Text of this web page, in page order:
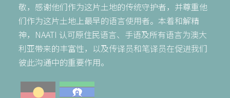
敬，感谢他们作为这片土地的传统守护者，并尊重他
们作为这片土地上最早的语言使用者。本着和解精
神，NAATI 认可原住民语言、手语及所有语言为澳大
利亚带来的丰富性，以及传译员和笔译员在促进我们
彼此沟通中的重要作用。